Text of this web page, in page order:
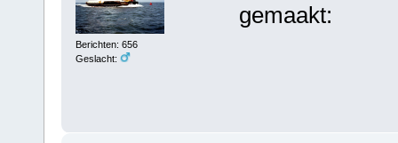
Berichten: 656
Geslacht:
gemaakt: